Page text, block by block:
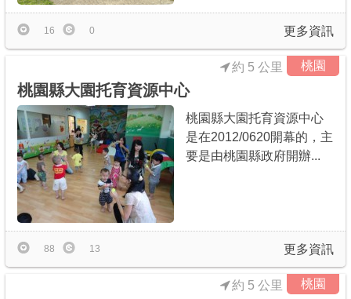
更多資訊
16 0
桃園
桃園縣大園托育資源中心
約 5 公里
桃園縣大園托育資源中心
是在2012/0620開幕的，主
要是由桃園縣政府開辦...
更多資訊
88 13
桃園
約 5 公里